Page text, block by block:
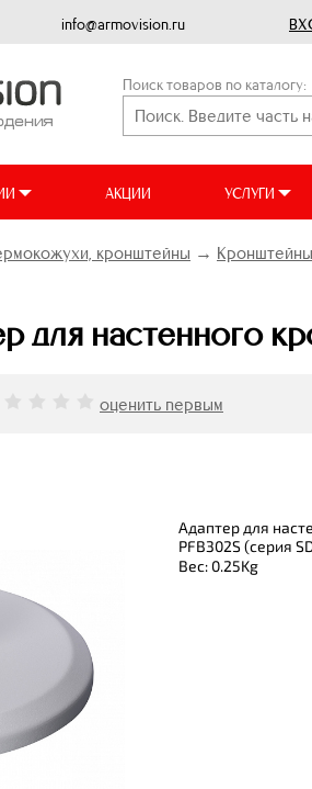
info@armovision.ru
Поиск товаров по каталогу:
АКЦИИ УСЛУГИ
кронштейны →
для настенного
оценить первым
Адаптер для
PFB302S (серия
Вес: 0.25Kg